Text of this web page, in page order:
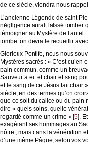
de ce siècle, viendra nous
L’ancienne Légende de saint
négligence aurait laissé tomber
témoigner au Mystère de l’autel
tombe, on devra le recueillir
Glorieux Pontife, nous nous
Mystères sacrés : « C’est
pain commun, comme un
Sauveur a eu et chair et sang
et le sang de ce Jésus fait chair »
siècle, en des termes qu’on
que ce soit du calice ou du pain
dire « quels soins, quelle
regardé comme un crime » [5].
exagérant ses hommages au
nôtre ; mais dans la vénération
d’une même Pâque, selon vos